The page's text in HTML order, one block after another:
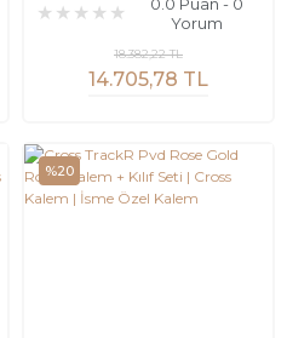
Yorum
14.705,78 TL
18.382,22 TL
%20